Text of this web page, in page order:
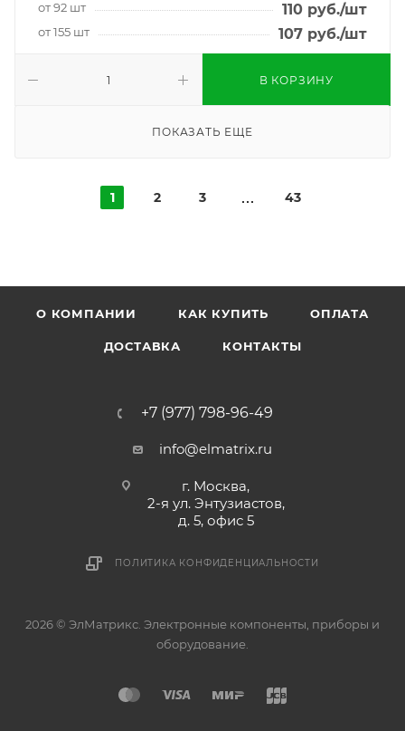
от 92 шт 110 руб./шт
от 155 шт 107 руб./шт
В КОРЗИНУ
ПОКАЗАТЬ ЕЩЕ
1 2 3 43
О КОМПАНИИ КАК КУПИТЬ ОПЛАТА
ДОСТАВКА КОНТАКТЫ
+7 (977) 798-96-49
info@elmatrix.ru
г. Москва,
2-я ул. Энтузиастов,
д. 5, офис 5
ПОЛИТИКА КОНФИДЕНЦИАЛЬНОСТИ
2026 © ЭлМатрикс. Электронные компоненты, приборы и
оборудование.